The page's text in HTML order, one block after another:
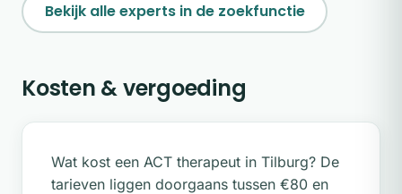
Bekijk alle experts in de zoekfunctie
Kosten & vergoeding
Wat kost een ACT therapeut in Tilburg? De
tarieven liggen doorgaans tussen €80 en